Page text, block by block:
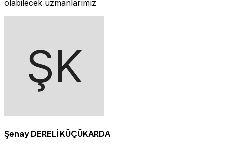
olabilecek uzmanlarımız
Şenay DERELİ KÜÇÜKARDA